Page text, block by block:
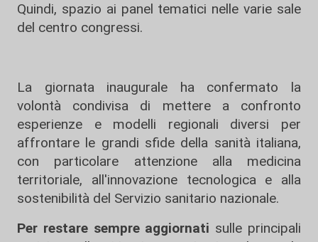
Quindi, spazio ai panel tematici nelle varie sale
del centro congressi.
La giornata inaugurale ha confermato la
volontà condivisa di mettere a confronto
esperienze e modelli regionali diversi per
affrontare le grandi sfide della sanità italiana,
con particolare attenzione alla medicina
territoriale, all'innovazione tecnologica e alla
sostenibilità del Servizio sanitario nazionale.
Per restare sempre aggiornati sulle principali